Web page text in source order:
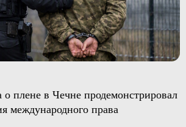
о плене в Чечне продемонстрировал
международного права